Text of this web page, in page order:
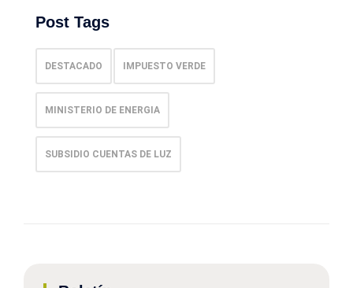
Post Tags
DESTACADO IMPUESTO VERDE
MINISTERIO DE ENERGIA
SUBSIDIO CUENTAS DE LUZ